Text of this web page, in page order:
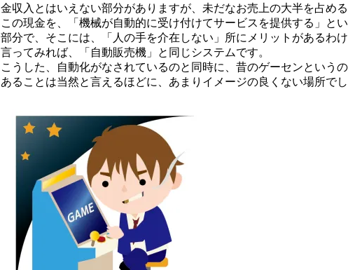
金収入とはいえない部分がありますが、未だなお売上の大半を占める
この現金を、「機械が自動的に受け付けてサービスを提供する」と
部分で、そこには、「人の手を介在しない」所にメリットがあるわけ
言ってみれば、「自動販売機」と同じシステムです。
こうした、自動化がなされているのと同時に、昔のゲーセンという
あることは当然と言えるほどに、あまりイメージの良くない場所でし